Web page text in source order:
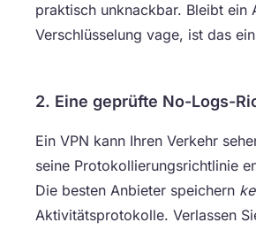
praktisch unknackbar. Bleibt ein
Verschlüsselung vage, ist das
2. Eine geprüfte No-Logs-
Ein VPN kann Ihren Verkehr
seine Protokollierungsrichtlinie
Die besten Anbieter speichern
Aktivitätsprotokolle. Verlassen